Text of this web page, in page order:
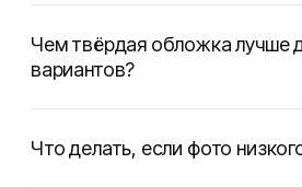
Чем твёрдая обложка лучше
вариантов?
Что делать, если фото